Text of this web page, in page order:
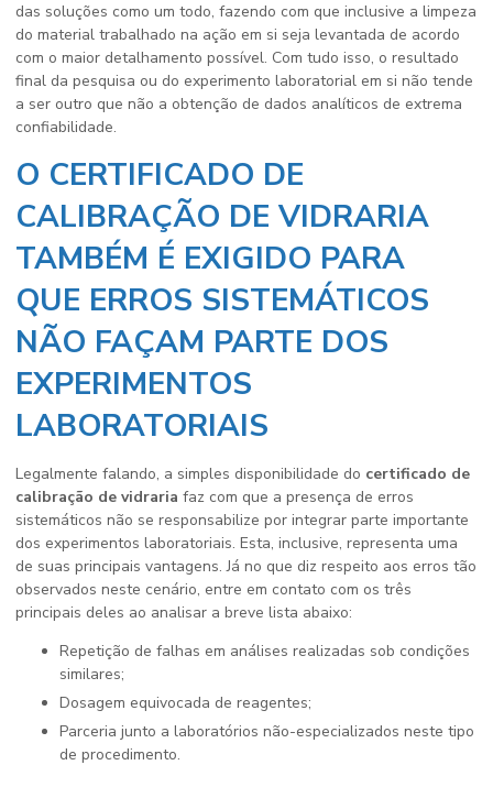
das soluções como um todo, fazendo com que inclusive a limpeza
do material trabalhado na ação em si seja levantada de acordo
com o maior detalhamento possível. Com tudo isso, o resultado
final da pesquisa ou do experimento laboratorial em si não tende
a ser outro que não a obtenção de dados analíticos de extrema
confiabilidade.
O CERTIFICADO DE
CALIBRAÇÃO DE VIDRARIA
TAMBÉM É EXIGIDO PARA
QUE ERROS SISTEMÁTICOS
NÃO FAÇAM PARTE DOS
EXPERIMENTOS
LABORATORIAIS
Legalmente falando, a simples disponibilidade do certificado de
calibração de vidraria faz com que a presença de erros
sistemáticos não se responsabilize por integrar parte importante
dos experimentos laboratoriais. Esta, inclusive, representa uma
de suas principais vantagens. Já no que diz respeito aos erros tão
observados neste cenário, entre em contato com os três
principais deles ao analisar a breve lista abaixo:
Repetição de falhas em análises realizadas sob condições
similares;
Dosagem equivocada de reagentes;
Parceria junto a laboratórios não-especializados neste tipo
de procedimento.